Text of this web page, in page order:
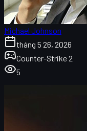
Michael Johnson
tháng 5 26, 2026
Counter-Strike 2
5